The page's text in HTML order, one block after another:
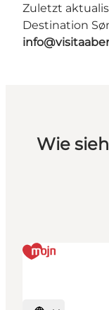
Zuletzt
Destination
Wie